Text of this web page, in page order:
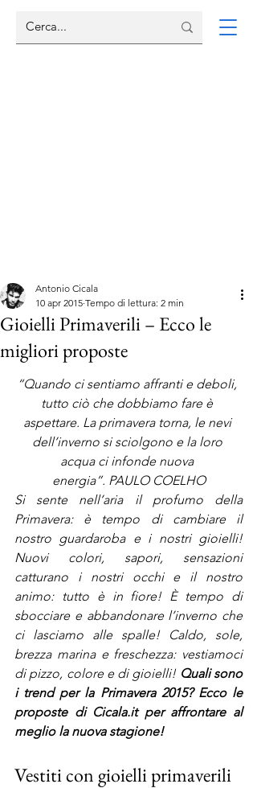
Gioielli Primaverili – Ecco le
migliori proposte
Antonio Cicala
10 apr 2015 Tempo di lettura: 2 min
“Quando ci sentiamo affranti e deboli,
tutto ciò che dobbiamo fare è
aspettare. La primavera torna, le nevi
dell’inverno si sciolgono e la loro
acqua ci infonde nuova
energia”. PAULO COELHO
Si sente nell’aria il profumo della
Primavera: è tempo di cambiare il
nostro guardaroba e i nostri gioielli!
Nuovi colori, sapori, sensazioni
catturano i nostri occhi e il nostro
animo: tutto è in fiore! È tempo di
sbocciare e abbandonare l’inverno che
ci lasciamo alle spalle! Caldo, sole,
brezza marina e freschezza: vestiamoci
di pizzo, colore e di gioielli! Quali sono
i trend per la Primavera 2015? Ecco le
proposte di Cicala.it per affrontare al
meglio la nuova stagione!
Vestiti con gioielli primaverili